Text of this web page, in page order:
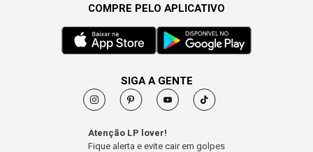
COMPRE PELO APLICATIVO
SIGA A GENTE
Atenção LP lover!
Fique alerta e evite cair em golpes